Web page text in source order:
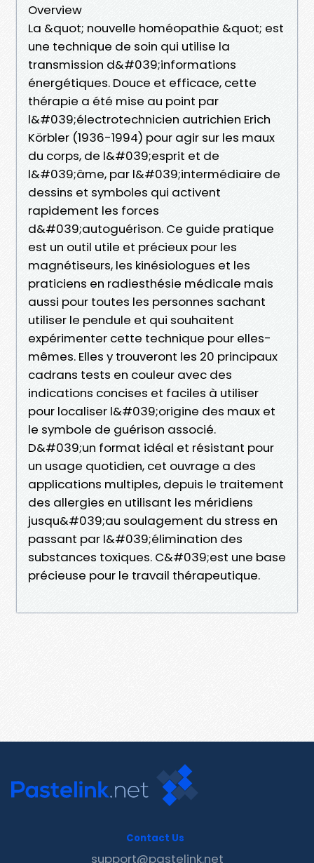
Overview
La &quot; nouvelle homéopathie &quot; est
une technique de soin qui utilise la
transmission d&#039;informations
énergétiques. Douce et efficace, cette
thérapie a été mise au point par
l&#039;électrotechnicien autrichien Erich
Körbler (1936-1994) pour agir sur les maux
du corps, de l&#039;esprit et de
l&#039;âme, par l&#039;intermédiaire de
dessins et symboles qui activent
rapidement les forces
d&#039;autoguérison. Ce guide pratique
est un outil utile et précieux pour les
magnétiseurs, les kinésiologues et les
praticiens en radiesthésie médicale mais
aussi pour toutes les personnes sachant
utiliser le pendule et qui souhaitent
expérimenter cette technique pour elles-
mêmes. Elles y trouveront les 20 principaux
cadrans tests en couleur avec des
indications concises et faciles à utiliser
pour localiser l&#039;origine des maux et
le symbole de guérison associé.
D&#039;un format idéal et résistant pour
un usage quotidien, cet ouvrage a des
applications multiples, depuis le traitement
des allergies en utilisant les méridiens
jusqu&#039;au soulagement du stress en
passant par l&#039;élimination des
substances toxiques. C&#039;est une base
précieuse pour le travail thérapeutique.
Contact Us
support@pastelink.net